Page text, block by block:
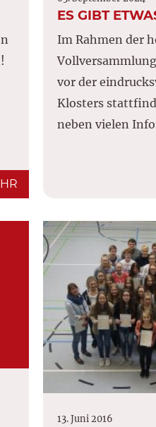
ES GIBT
Im Rahmen der
vor der
Klosters
neben vielen
13. Juni 2016